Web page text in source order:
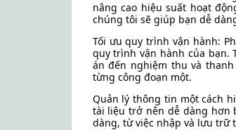
nâng cao hiệu suất hoạt
chúng tôi sẽ giúp bạn dễ
Tối ưu quy trình vận hành:
quy trình vận hành của bạn.
án đến nghiệm thu và
từng công đoạn một.
Quản lý thông tin một cách
tài liệu trở nên dễ dàng hơn
dàng, từ việc nhập và lưu trữ